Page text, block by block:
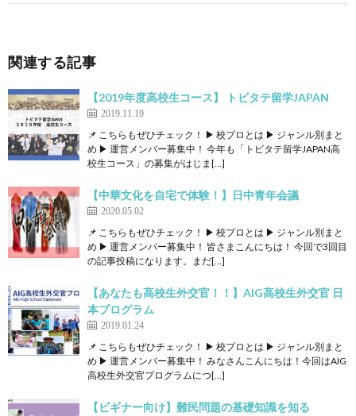
関連する記事
【2019年度高校生コース】 トビタテ留学JAPAN
2019.11.19
📌 こちらもぜひチェック！ ▶ 校プロとは ▶ ジャンル別まと
め ▶ 運営メンバー募集中！ 今年も「トビタテ留学JAPAN高
校生コース」の募集がはじま[…]
【中華文化を自宅で体験！】日中青年会議
2020.05.02
📌 こちらもぜひチェック！ ▶ 校プロとは ▶ ジャンル別まと
め ▶ 運営メンバー募集中！ 皆さまこんにちは！ 今回で3回目
の記事投稿になります。まだ[…]
【あなたも高校生外交官！！】AIG高校生外交官 日
本プログラム
2019.01.24
📌 こちらもぜひチェック！ ▶ 校プロとは ▶ ジャンル別まと
め ▶ 運営メンバー募集中！ みなさんこんにちは！今回はAIG
高校生外交官プログラムにつ[…]
【ビギナー向け】難民問題の基礎知識を知る